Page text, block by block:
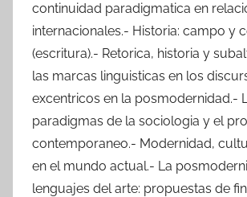
continuidad paradigmatica en
internacionales.- Historia: campo y
(escritura).- Retorica, historia y
las marcas linguisticas en los
excentricos en la posmodernidad.-
paradigmas de la sociologia y el
contemporaneo.- Modernidad,
en el mundo actual.- La
lenguajes del arte: propuestas de